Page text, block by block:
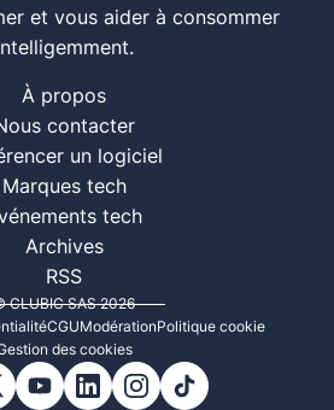
et vous aider à consommer
À propos
contacter
un logiciel
Marques tech
tech
Archives
RSS
CLUBIC SAS 2026
CGUModérationPolitique cookie
des cookies